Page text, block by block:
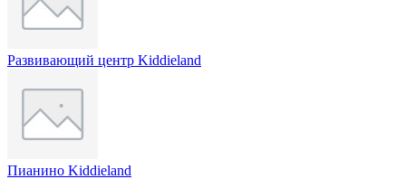
Развивающий центр Kiddieland
Пианино Kiddieland